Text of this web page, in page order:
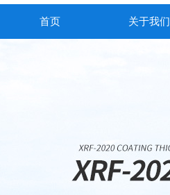
首页 关于我们